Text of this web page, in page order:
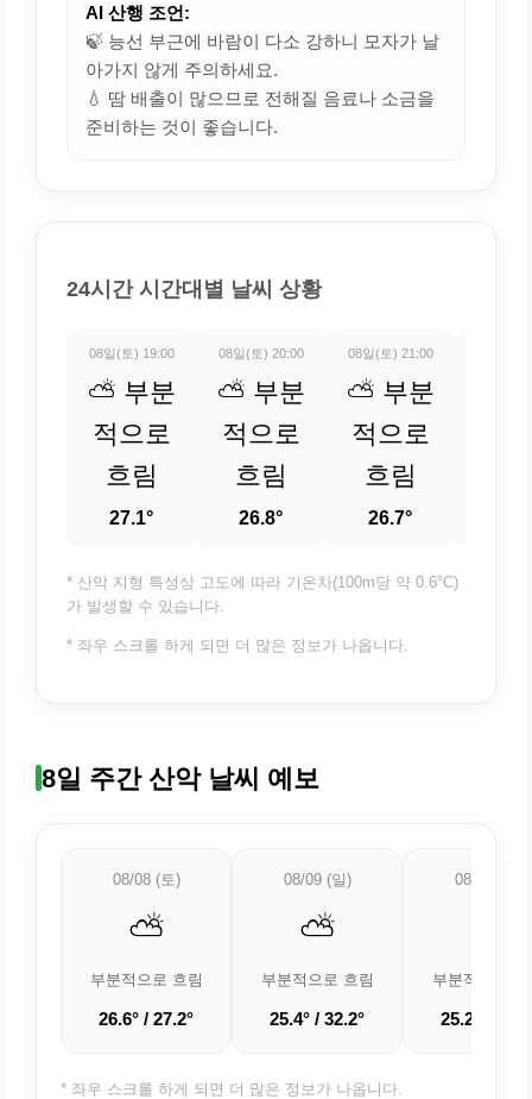
AI 산행 조언:
🍃 능선 부근에 바람이 다소 강하니 모자가 날
아가지 않게 주의하세요.
💧 땀 배출이 많으므로 전해질 음료나 소금을
준비하는 것이 좋습니다.
24시간 시간대별 날씨 상황
08일(토) 19:00
⛅ 부분
적으로
흐림
27.1°
08일(토) 20:00
⛅ 부분
적으로
흐림
26.8°
08일(토) 21:00
⛅ 부분
적으로
흐림
26.7°
* 산악 지형 특성상 고도에 따라 기온차(100m당 약 0.6°C)
가 발생할 수 있습니다.
* 좌우 스크롤 하게 되면 더 많은 정보가 나옵니다.
8일 주간 산악 날씨 예보
08/08 (토)
⛅
부분적으로 흐림
26.6° / 27.2°
08/09 (일)
⛅
부분적으로 흐림
25.4° / 32.2°
08/10 (월)
부분적으로 흐
25.2° /
* 좌우 스크롤 하게 되면 더 많은 정보가 나옵니다.